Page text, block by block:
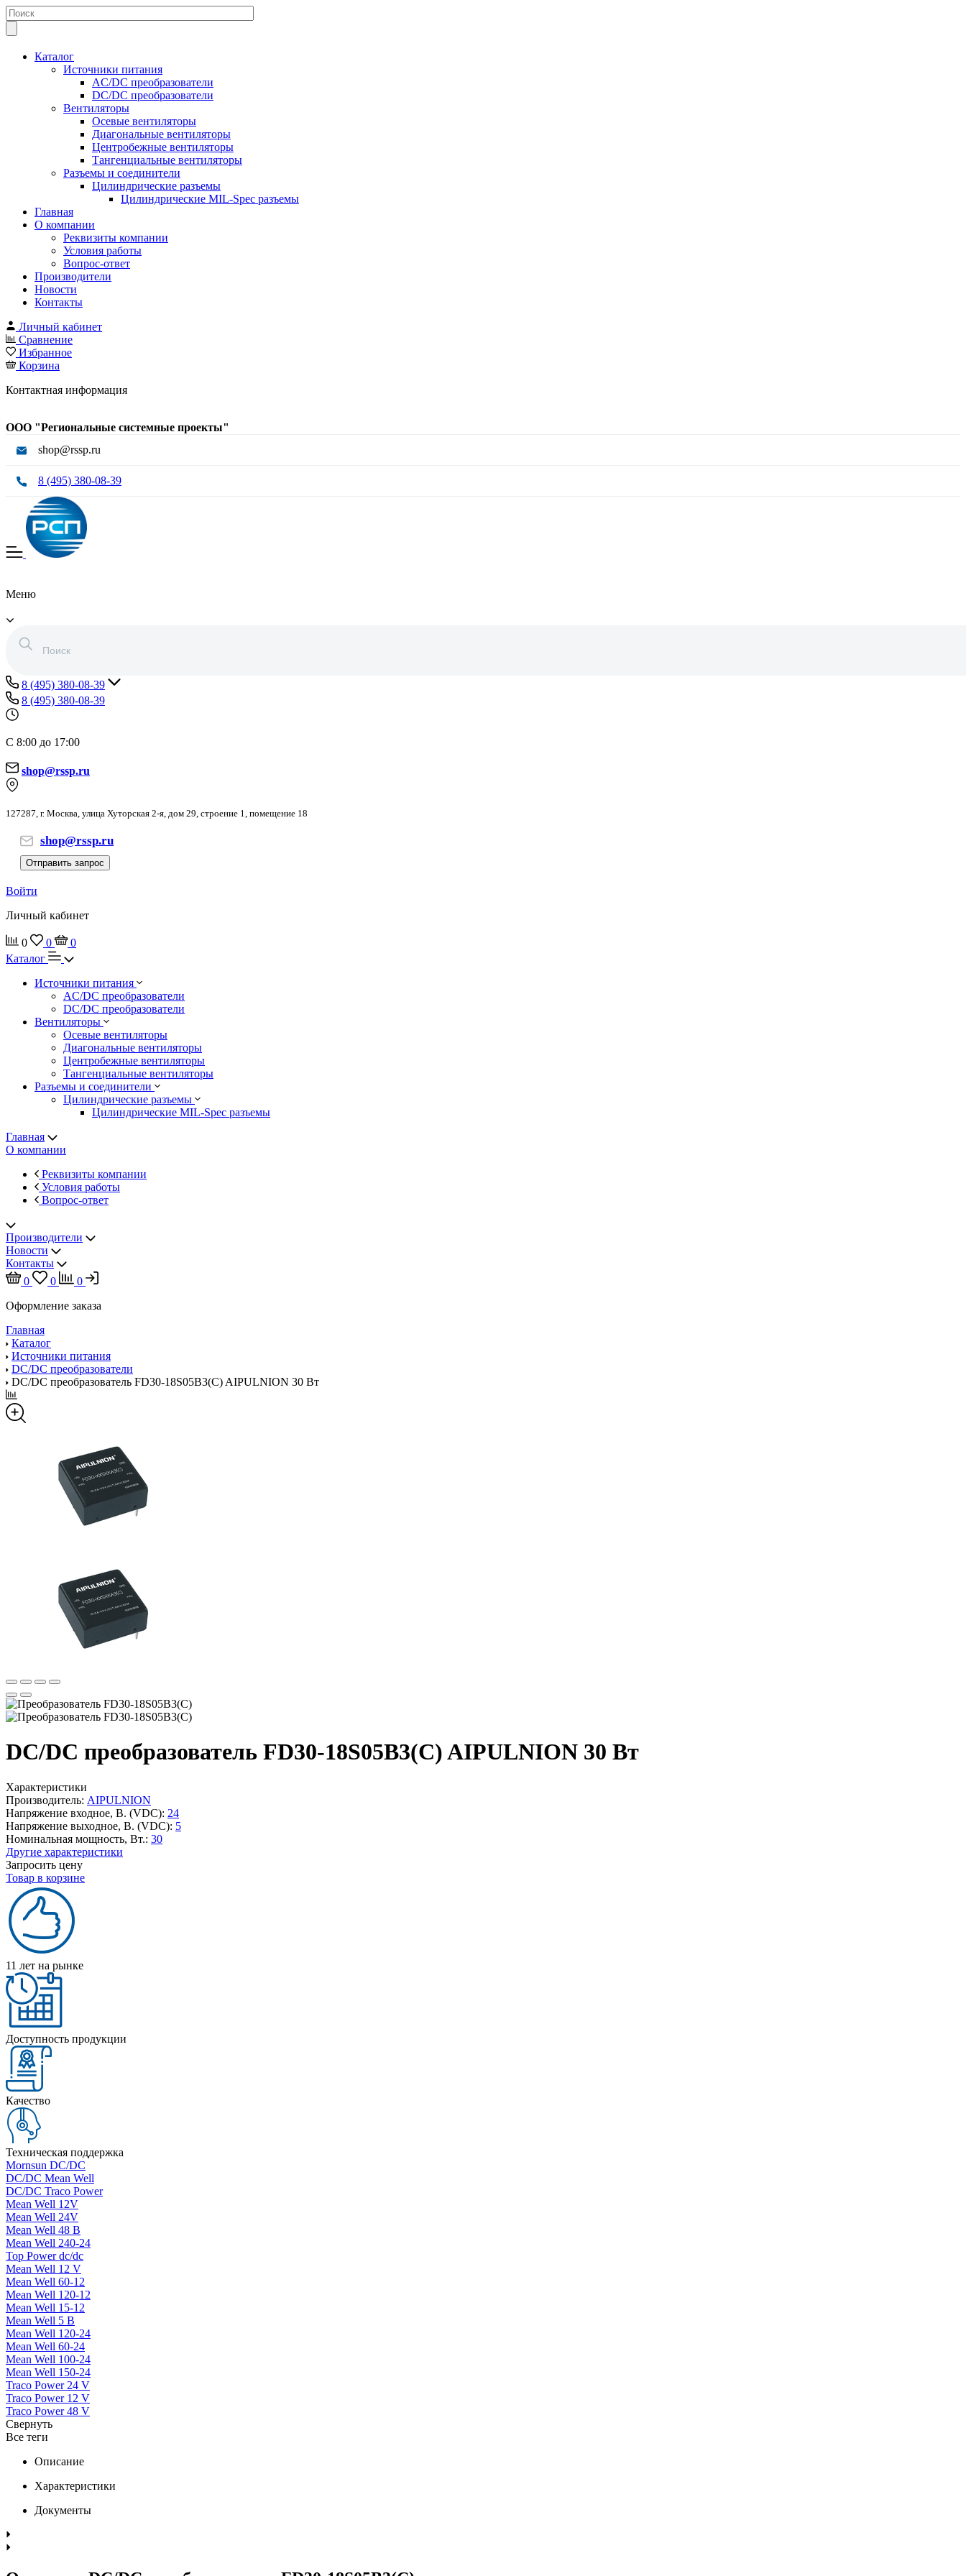
Каталог
Источники питания
AC/DC преобразователи
DC/DC преобразователи
Вентиляторы
Осевые вентиляторы
Диагональные вентиляторы
Центробежные вентиляторы
Тангенциальные вентиляторы
Разъемы и соединители
Цилиндрические разъемы
Цилиндрические MIL-Spec разъемы
Главная
О компании
Реквизиты компании
Условия работы
Вопрос-ответ
Производители
Новости
Контакты
Личный кабинет
Сравнение
Избранное
Корзина
Контактная информация
ООО "Региональные системные проекты"
shop@rssp.ru
8 (495) 380-08-39
Меню
8 (495) 380-08-39
8 (495) 380-08-39
С 8:00 до 17:00
shop@rssp.ru
127287, г. Москва, улица Хуторская 2-я, дом 29, строение 1, помещение 18
shop@rssp.ru
Отправить запрос
Войти
Личный кабинет
0 0
0
Каталог
Источники питания
AC/DC преобразователи
DC/DC преобразователи
Вентиляторы
Осевые вентиляторы
Диагональные вентиляторы
Центробежные вентиляторы
Тангенциальные вентиляторы
Разъемы и соединители
Цилиндрические разъемы
Цилиндрические MIL-Spec разъемы
Главная
О компании
Реквизиты компании
Условия работы
Вопрос-ответ
Производители
Новости
Контакты
0
0
0
Оформление заказа
Главная
Каталог
Источники питания
DC/DC преобразователи
DC/DC преобразователь FD30-18S05B3(C) AIPULNION 30 Вт
DC/DC преобразователь FD30-18S05B3(C) AIPULNION 30 Вт
Характеристики
Производитель: AIPULNION
Напряжение входное, В. (VDC): 24
Напряжение выходное, В. (VDC): 5
Номинальная мощность, Вт.: 30
Другие характеристики
Запросить цену
Товар в корзине
11 лет на рынке
Доступность продукции
Качество
Техническая поддержка
Mornsun DC/DC
DC/DC Mean Well
DC/DC Traco Power
Mean Well 12V
Mean Well 24V
Mean Well 48 В
Mean Well 240-24
Top Power dc/dc
Mean Well 12 V
Mean Well 60-12
Mean Well 120-12
Mean Well 15-12
Mean Well 5 В
Mean Well 120-24
Mean Well 60-24
Mean Well 100-24
Mean Well 150-24
Traco Power 24 V
Traco Power 12 V
Traco Power 48 V
Свернуть
Все теги
Описание
Характеристики
Документы